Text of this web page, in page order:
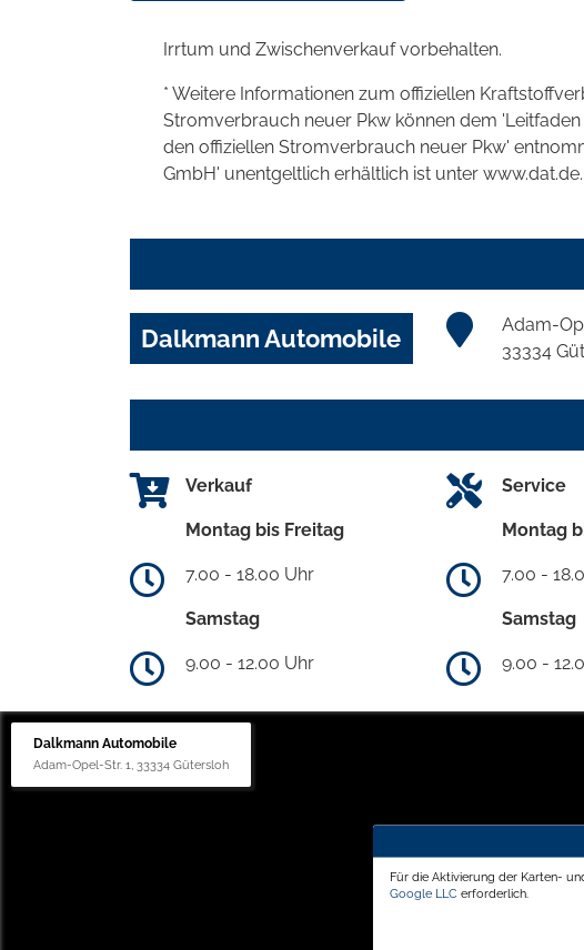
Irrtum und Zwischenverkauf vorbehalten.
* Weitere Informationen zum offiziellen
Stromverbrauch neuer Pkw können dem
den offiziellen Stromverbrauch neuer Pkw'
GmbH' unentgeltlich erhältlich ist unter www.dat.de.
Dalkmann Automobile
Adam-
33334
Verkauf
Montag bis Freitag
7.00 - 18.00 Uhr
Samstag
9.00 - 12.00 Uhr
Service
Montag
7.00 -
Samstag
9.00 -
Dalkmann Automobile
Adam-Opel-Str. 1, 33334 Gütersloh
Für die Aktivierung der Karten-
Google LLC erforderlich.